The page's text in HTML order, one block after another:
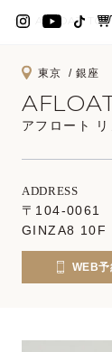
AFLOAT
東京 銀座
アフロート リ
ADDRESS
〒104-0061
GINZA8 10F
WEB予